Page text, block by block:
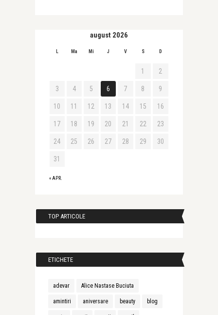
august 2026
L Ma Mi J V S D
« APR.
1 2
3 4 5 6 7 8 9
10 11 12 13 14 15 16
17 18 19 20 21 22 23
24 25 26 27 28 29 30
31
TOP ARTICOLE
ETICHETE
adevar Alice Nastase Buciuta
amintiri aniversare beauty blog